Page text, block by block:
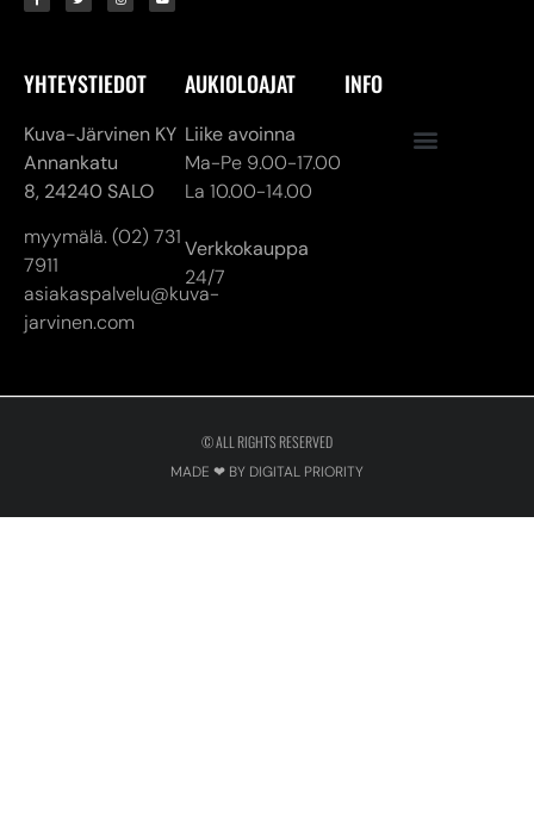
YHTEYSTIEDOT
Kuva-Järvinen KY
Annankatu
8, 24240 SALO
myymälä. (02) 731
7911
asiakaspalvelu@kuva-
jarvinen.com
AUKIOLOAJAT
Liike avoinna
Ma-Pe 9.00-17.00
La 10.00-14.00
Verkkokauppa
24/7
INFO
© ALL RIGHTS RESERVED
MADE ❤ BY DIGITAL PRIORITY